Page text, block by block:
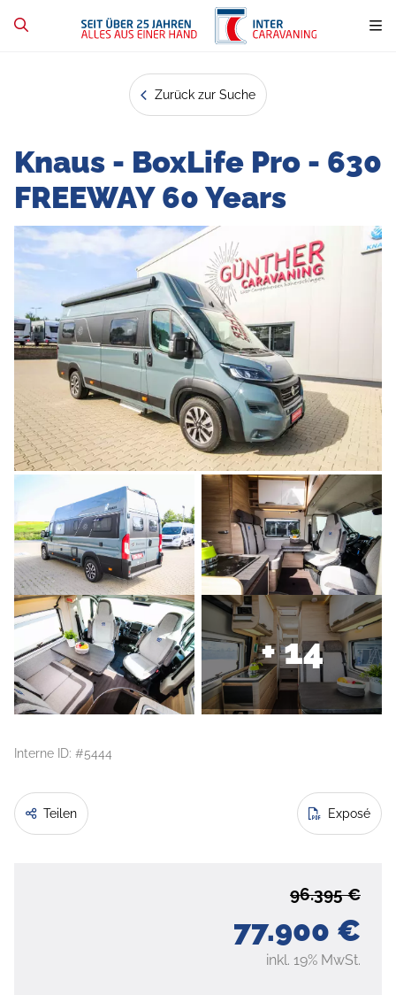
Zurück zur Suche
Knaus - BoxLife Pro - 630
FREEWAY 60 Years
+ 14
Interne ID: #5444
Teilen Exposé
77.900 €
96.395 €
inkl. 19% MwSt.